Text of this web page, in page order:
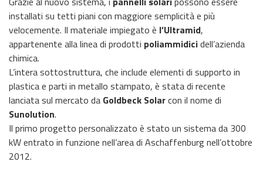
installati su tetti piani con maggiore semplicità e più
velocemente. Il materiale impiegato è l’Ultramid,
appartenente alla linea di prodotti poliammidicidell’azienda
chimica.
L’intera sottostruttura, che include elementi di supporto in
plastica e parti in metallo stampato, è stata di recente
lanciata sul mercato da Goldbeck Solarcon il nome di
Sunolution.
Il primo progetto personalizzato è stato un sistema da 300
kW entrato in funzione nell’area di Aschaffenburg nell’ottobre
2012.